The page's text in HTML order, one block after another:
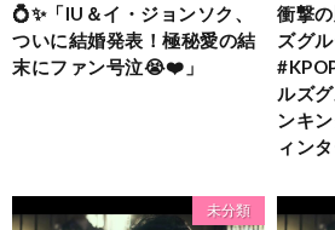
💍✨「IU＆イ・ジョンソク、
ついに結婚発表！極秘愛の結
末にファン号泣😭❤️」
衝撃
ズグ
ルズ
ンキ
ィン
未分類